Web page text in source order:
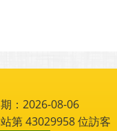
：2026-08-06
第43029958位訪客